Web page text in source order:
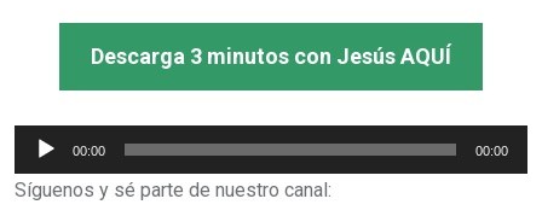
Descarga 3 minutos con Jesús AQUÍ
Reproductor
de
audio
00:00 00:00
Síguenos y sé parte de nuestro canal: